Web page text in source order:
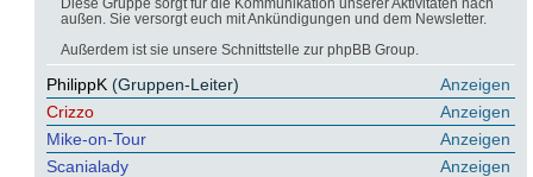
Diese Gruppe sorgt für die Kommunikation unserer Aktivitäten nach
außen. Sie versorgt euch mit Ankündigungen und dem Newsletter.
Außerdem ist sie unsere Schnittstelle zur phpBB Group.
Anzeigen
PhilippK (Gruppen-Leiter)
Anzeigen
Crizzo
Anzeigen
Mike-on-Tour
Anzeigen
Scanialady